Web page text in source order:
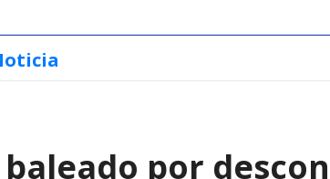
por